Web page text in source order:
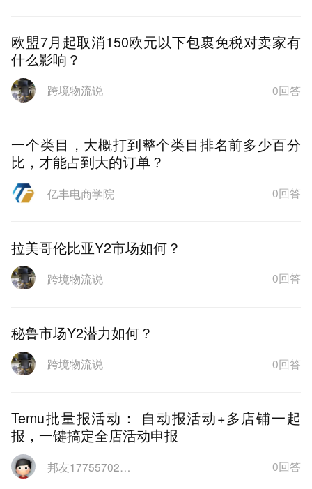
欧盟7月起取消150欧元以下包裹免税对卖家有
什么影响？
跨境物流说 0回答
一个类目，大概打到整个类目排名前多少百分
比，才能占到大的订单？
亿丰电商学院 0回答
拉美哥伦比亚Y2市场如何？
跨境物流说 0回答
秘鲁市场Y2潜力如何？
跨境物流说 0回答
Temu批量报活动： 自动报活动+多店铺一起
报，一键搞定全店活动申报
邦友1775570229549 0回答